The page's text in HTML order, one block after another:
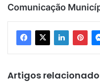
Comunicação
Artigos